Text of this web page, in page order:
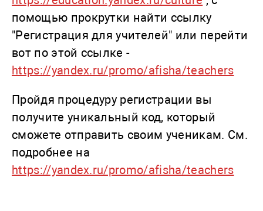
помощью прокрутки найти ссылку
"Регистрация для учителей" или перейти
вот по этой ссылке -
https://yandex.ru/promo/afisha/teachers
Пройдя процедуру регистрации вы
получите уникальный код, который
сможете отправить своим ученикам. См.
подробнее на
https://yandex.ru/promo/afisha/teachers